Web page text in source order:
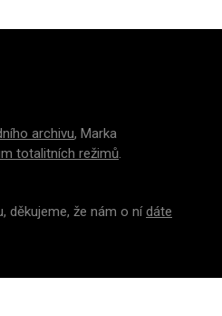
archivu, Marka
totalitních režimů.
děkujeme, že nám o nídáte